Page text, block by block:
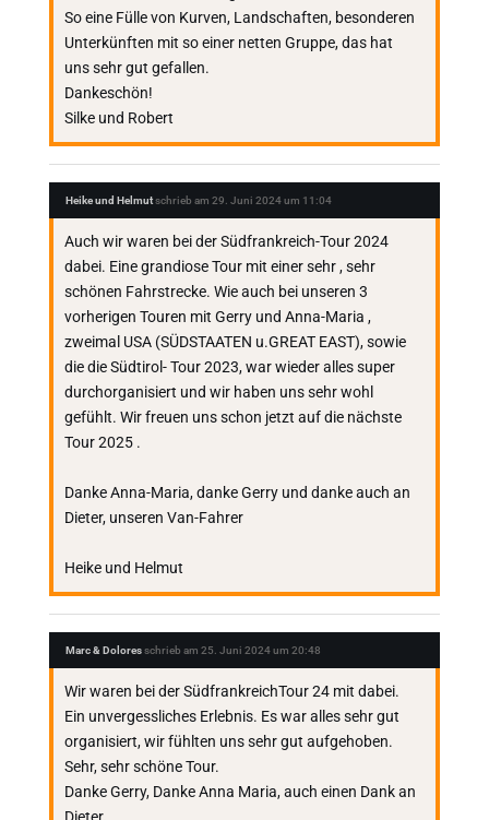
So eine Fülle von Kurven, Landschaften, besonderen
Unterkünften mit so einer netten Gruppe, das hat
uns sehr gut gefallen.
Dankeschön!
Silke und Robert
Heike und Helmutschrieb am 29. Juni 2024 um 11:04
Auch wir waren bei der Südfrankreich-Tour 2024
dabei. Eine grandiose Tour mit einer sehr , sehr
schönen Fahrstrecke. Wie auch bei unseren 3
vorherigen Touren mit Gerry und Anna-Maria ,
zweimal USA (SÜDSTAATEN u.GREAT EAST), sowie
die die Südtirol- Tour 2023, war wieder alles super
durchorganisiert und wir haben uns sehr wohl
gefühlt. Wir freuen uns schon jetzt auf die nächste
Tour 2025 .
Danke Anna-Maria, danke Gerry und danke auch an
Dieter, unseren Van-Fahrer
Heike und Helmut
Marc & Doloresschrieb am 25. Juni 2024 um 20:48
Wir waren bei der SüdfrankreichTour 24 mit dabei.
Ein unvergessliches Erlebnis. Es war alles sehr gut
organisiert, wir fühlten uns sehr gut aufgehoben.
Sehr, sehr schöne Tour.
Danke Gerry, Danke Anna Maria, auch einen Dank an